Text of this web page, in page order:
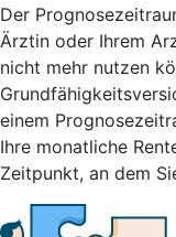
Der
Ärztin oder Ihrem
nicht mehr nutzen
einem
Ihre monatliche
Zeitpunkt, an dem